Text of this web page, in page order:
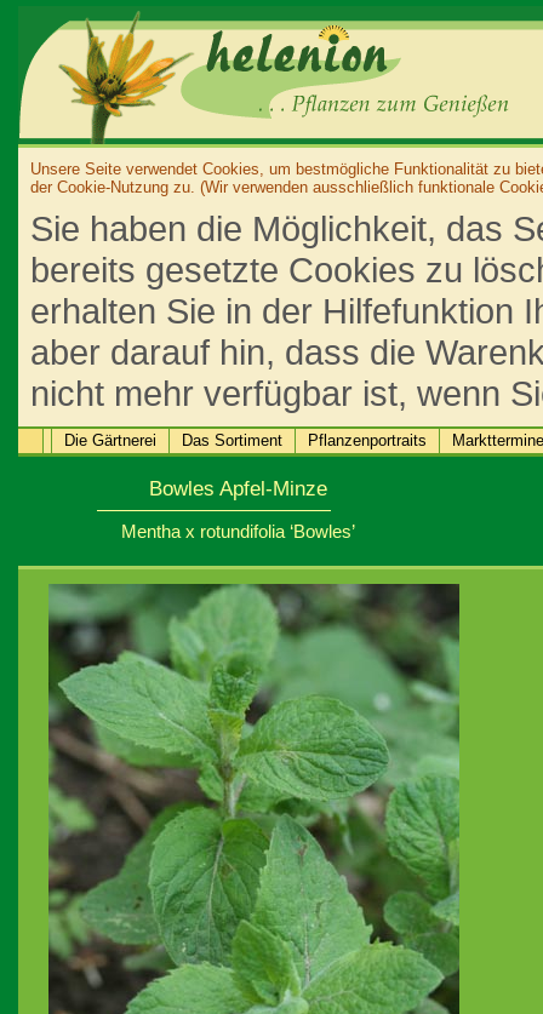
Unsere Seite verwendet Cookies, um bestmögliche Funktionalität zu
der Cookie-Nutzung zu. (Wir verwenden ausschließlich funktionale
Sie haben die Möglichkeit, das
bereits gesetzte Cookies zu
erhalten Sie in der Hilfefunktion
aber darauf hin, dass die
nicht mehr verfügbar ist, wenn
Die Gärtnerei Das Sortiment Pflanzenportraits Markttermine
Bowles Apfel-Minze
Mentha x rotundifolia ‘Bowles’